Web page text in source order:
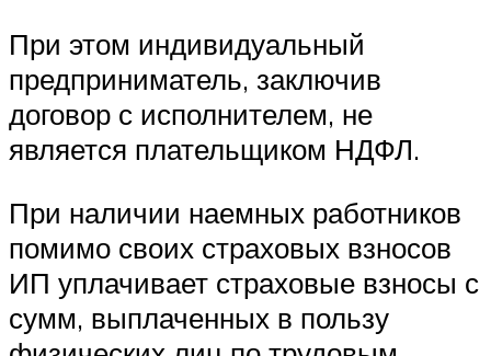
При этом индивидуальный
предприниматель, заключив
договор с исполнителем, не
является плательщиком НДФЛ.
При наличии наемных работников
помимо своих страховых взносов
ИП уплачивает страховые взносы с
сумм, выплаченных в пользу